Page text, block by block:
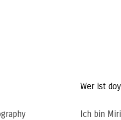
Wer ist
Ich bin